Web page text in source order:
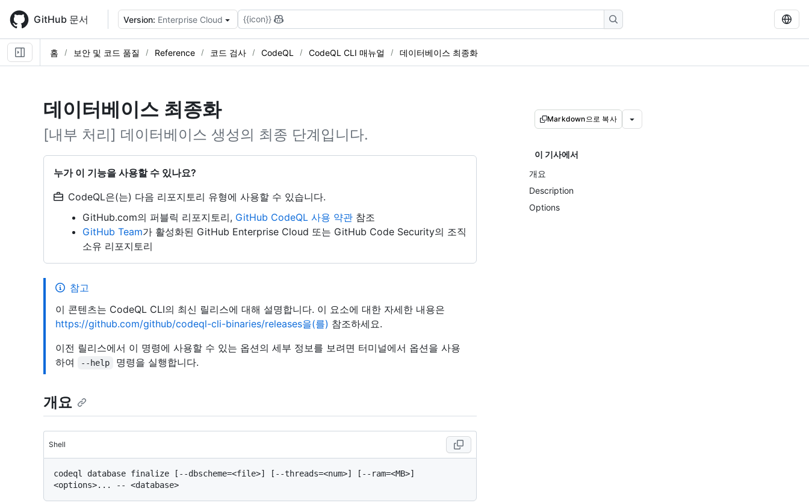
main
content
GitHub 문서 Version: Enterprise Cloud {{icon}}
홈 보안 및 코드 품질 Reference 코드 검사 CodeQL CodeQL CLI 매뉴얼 데이터베이스 최종화
데이터베이스 최종화
[내부 처리] 데이터베이스 생성의 최종 단계입니다.
누가 이 기능을 사용할 수 있나요?
CodeQL은(는) 다음 리포지토리 유형에 사용할 수 있습니다.
GitHub.com의 퍼블릭 리포지토리, GitHub CodeQL 사용 약관 참조
GitHub Team가 활성화된 GitHub Enterprise Cloud 또는 GitHub Code Security의 조직
소유 리포지토리
Markdown으로 복사
이 기사에서
개요
Description
Options
참고
이 콘텐츠는 CodeQL CLI의 최신 릴리스에 대해 설명합니다. 이 요소에 대한 자세한 내용은
https://github.com/github/codeql-cli-binaries/releases을(를) 참조하세요.
이전 릴리스에서 이 명령에 사용할 수 있는 옵션의 세부 정보를 보려면 터미널에서 옵션을 사용
하여
--help 명령을 실행합니다.
개요
Shell
codeql database finalize [--dbscheme=<file>] [--threads=<num>] [--ram=<MB>]